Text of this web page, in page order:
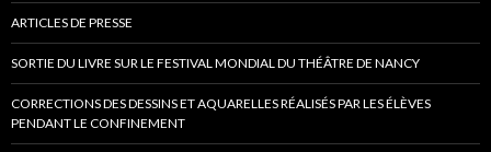
ARTICLES DE PRESSE
SORTIE DU LIVRE SUR LE FESTIVAL MONDIAL DU THÉÂTRE DE NANCY
CORRECTIONS DES DESSINS ET AQUARELLES RÉALISÉS PAR LES ÉLÈVES
PENDANT LE CONFINEMENT